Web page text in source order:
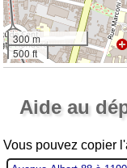
300 m
500 ft
Aide au
Vous pouvez copier